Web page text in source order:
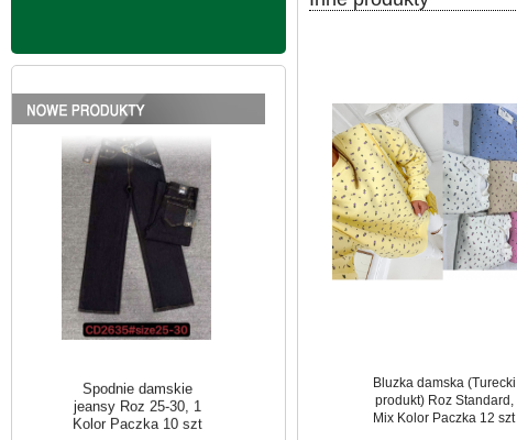
Kolor Paczka 10 szt
szczegóły
Bluzka damska (Turecki
produkt) Roz Standard,
Mix Kolor Paczka 12 szt